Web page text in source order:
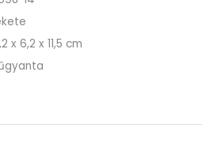
műgyantából készült,
van.
is tároljunk benne. De
x 6,2 x 11,5 cm